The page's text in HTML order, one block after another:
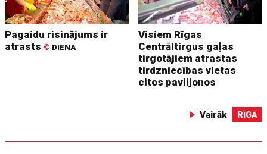
Pagaidu risinājums ir
atrasts © DIENA
Visiem Rīgas
Centrāltirgus gaļas
tirgotājiem atrastas
tirdzniecības vietas
citos paviljonos
Vairāk RĪGĀ